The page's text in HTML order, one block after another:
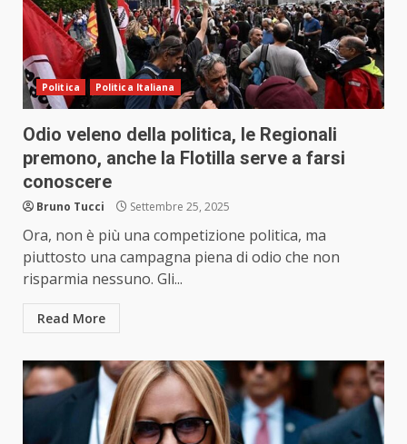
Politica Politica Italiana
Odio veleno della politica, le Regionali
premono, anche la Flotilla serve a farsi
conoscere
Bruno Tucci Settembre 25, 2025
Ora, non è più una competizione politica, ma
piuttosto una campagna piena di odio che non
risparmia nessuno. Gli...
Read More